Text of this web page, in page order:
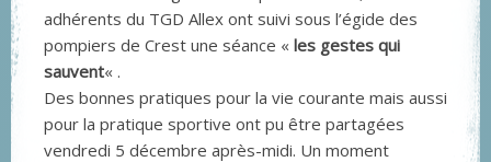
adhérents du TGD Allex ont suivi sous l’égide des
pompiers de Crest une séance « les gestes qui
sauvent« .
Des bonnes pratiques pour la vie courante mais aussi
pour la pratique sportive ont pu être partagées
vendredi 5 décembre après-midi. Un moment